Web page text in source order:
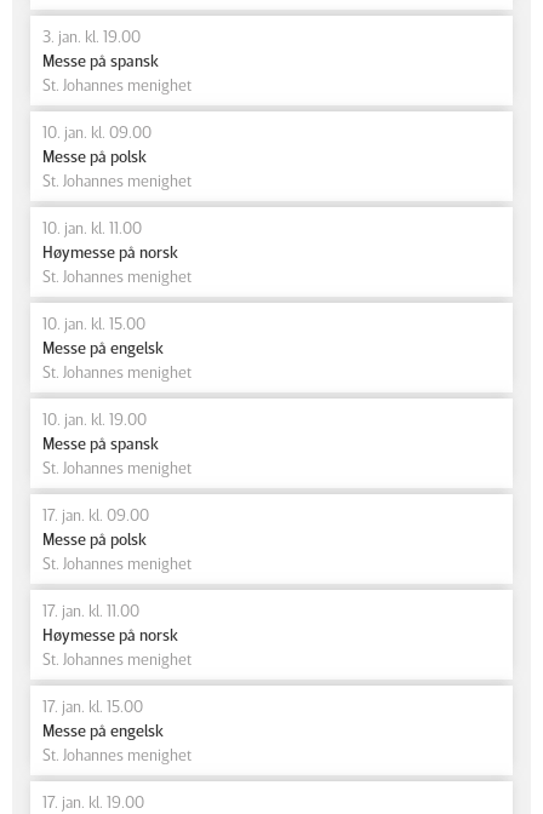
3. jan. kl. 19.00
Messe på spansk
St. Johannes menighet
10. jan. kl. 09.00
Messe på polsk
St. Johannes menighet
10. jan. kl. 11.00
Høymesse på norsk
St. Johannes menighet
10. jan. kl. 15.00
Messe på engelsk
St. Johannes menighet
10. jan. kl. 19.00
Messe på spansk
St. Johannes menighet
17. jan. kl. 09.00
Messe på polsk
St. Johannes menighet
17. jan. kl. 11.00
Høymesse på norsk
St. Johannes menighet
17. jan. kl. 15.00
Messe på engelsk
St. Johannes menighet
17. jan. kl. 19.00